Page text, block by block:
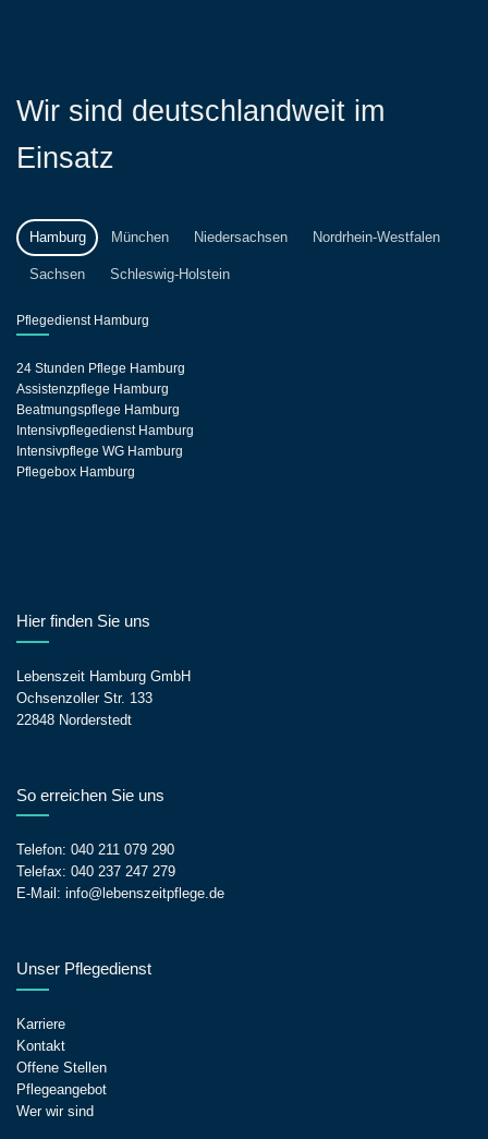
Wir sind deutschlandweit im
Einsatz
Hamburg München Niedersachsen Nordrhein-Westfalen
Sachsen Schleswig-Holstein
Pflegedienst Hamburg
24 Stunden Pflege Hamburg
Assistenzpflege Hamburg
Beatmungspflege Hamburg
Intensivpflegedienst Hamburg
Intensivpflege WG Hamburg
Pflegebox Hamburg
Hier finden Sie uns
Lebenszeit Hamburg GmbH
Ochsenzoller Str. 133
22848 Norderstedt
So erreichen Sie uns
Telefon: 040 211 079 290
Telefax: 040 237 247 279
E-Mail: info@lebenszeitpflege.de
Unser Pflegedienst
Karriere
Kontakt
Offene Stellen
Pflegeangebot
Wer wir sind